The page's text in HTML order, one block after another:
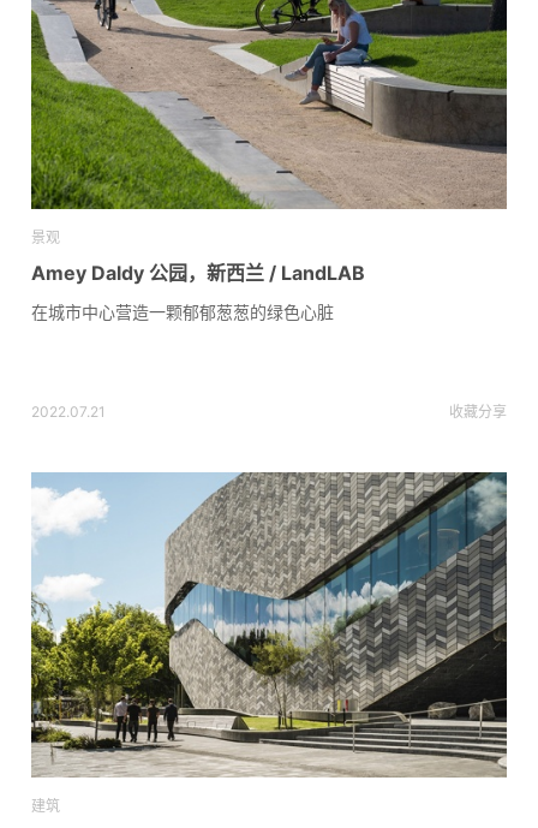
景观
Amey Daldy 公园，新西兰 / LandLAB
在城市中心营造一颗郁郁葱葱的绿色心脏
2022.07.21 收藏分享
建筑